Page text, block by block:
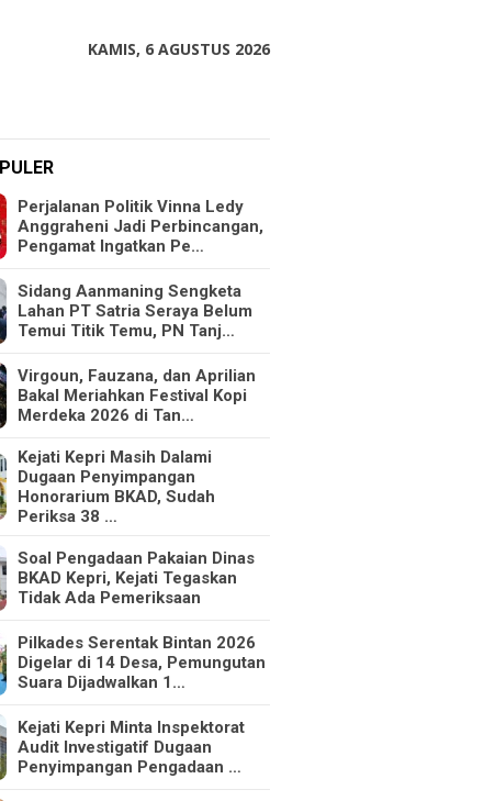
KAMIS, 6 AGUSTUS 2026
Perjalanan Politik Vinna Ledy
Anggraheni Jadi Perbincangan,
Pengamat Ingatkan Pe…
Sidang Aanmaning Sengketa
Lahan PT Satria Seraya Belum
Temui Titik Temu, PN Tanj…
Virgoun, Fauzana, dan Aprilian
Bakal Meriahkan Festival Kopi
Merdeka 2026 di Tan…
Kejati Kepri Masih Dalami
Dugaan Penyimpangan
Honorarium BKAD, Sudah
Periksa 38 …
Soal Pengadaan Pakaian Dinas
BKAD Kepri, Kejati Tegaskan
Tidak Ada Pemeriksaan
Pilkades Serentak Bintan 2026
Digelar di 14 Desa, Pemungutan
Suara Dijadwalkan 1…
Kejati Kepri Minta Inspektorat
Audit Investigatif Dugaan
Penyimpangan Pengadaan …